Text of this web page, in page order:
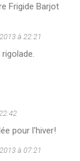
Frigide Barjot
à 22:21
pour l'hiver!
à 07:21